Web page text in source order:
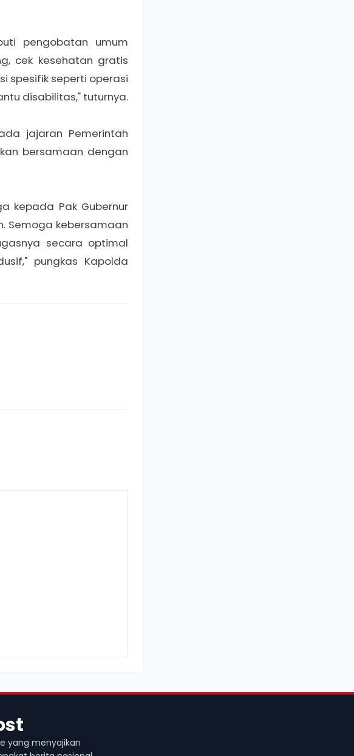
pengobatan umum
cek kesehatan gratis
spesifik seperti operasi
disabilitas," tuturnya.
jajaran Pemerintah
bersamaan dengan
kepada Pak Gubernur
Semoga kebersamaan
secara optimal
pungkas Kapolda
yang menyajikan